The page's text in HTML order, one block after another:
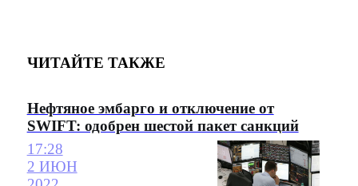
ЧИТАЙТЕ ТАКЖЕ
Нефтяное эмбарго и отключение от
SWIFT: одобрен шестой пакет санкций
17:28
2 ИЮН